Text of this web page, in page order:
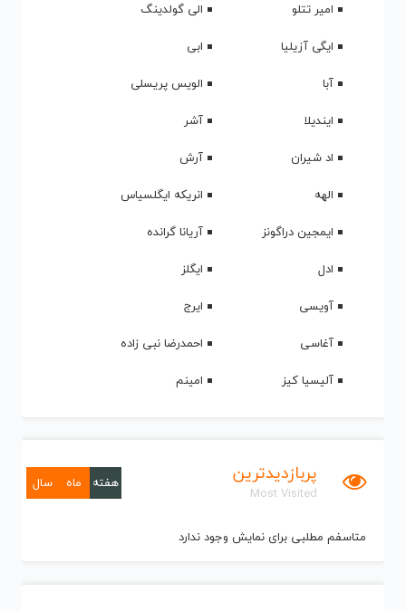
امیر تتلو
الی گولدینگ
ایگی آزیلیا
ابی
آبا
الویس پریسلی
ایندیلا
آشر
اد شیران
آرش
الهه
انریکه ایگلسیاس
ایمجین دراگونز
آریانا گرانده
ادل
ایگلز
آویسی
ایرج
آغاسی
احمدرضا نبی زاده
آلیسیا کیز
امینم
پربازدیدترین
Most Visited
هفته ماه سال
متاسفم مطلبی برای نمایش وجود ندارد